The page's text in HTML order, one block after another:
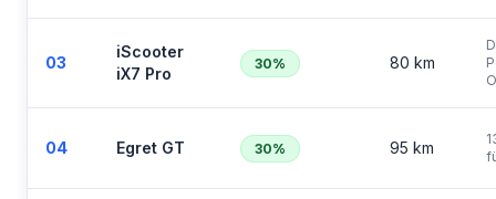
03
iScooter
iX7 Pro
30% 80 km
04 Egret GT 30% 95 km